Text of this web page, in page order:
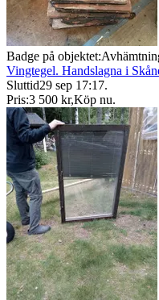
Badge på objektet:
Vingtegel. Handslagna i
Sluttid29 sep 17:17.
Pris:3 500 kr,Köp nu.